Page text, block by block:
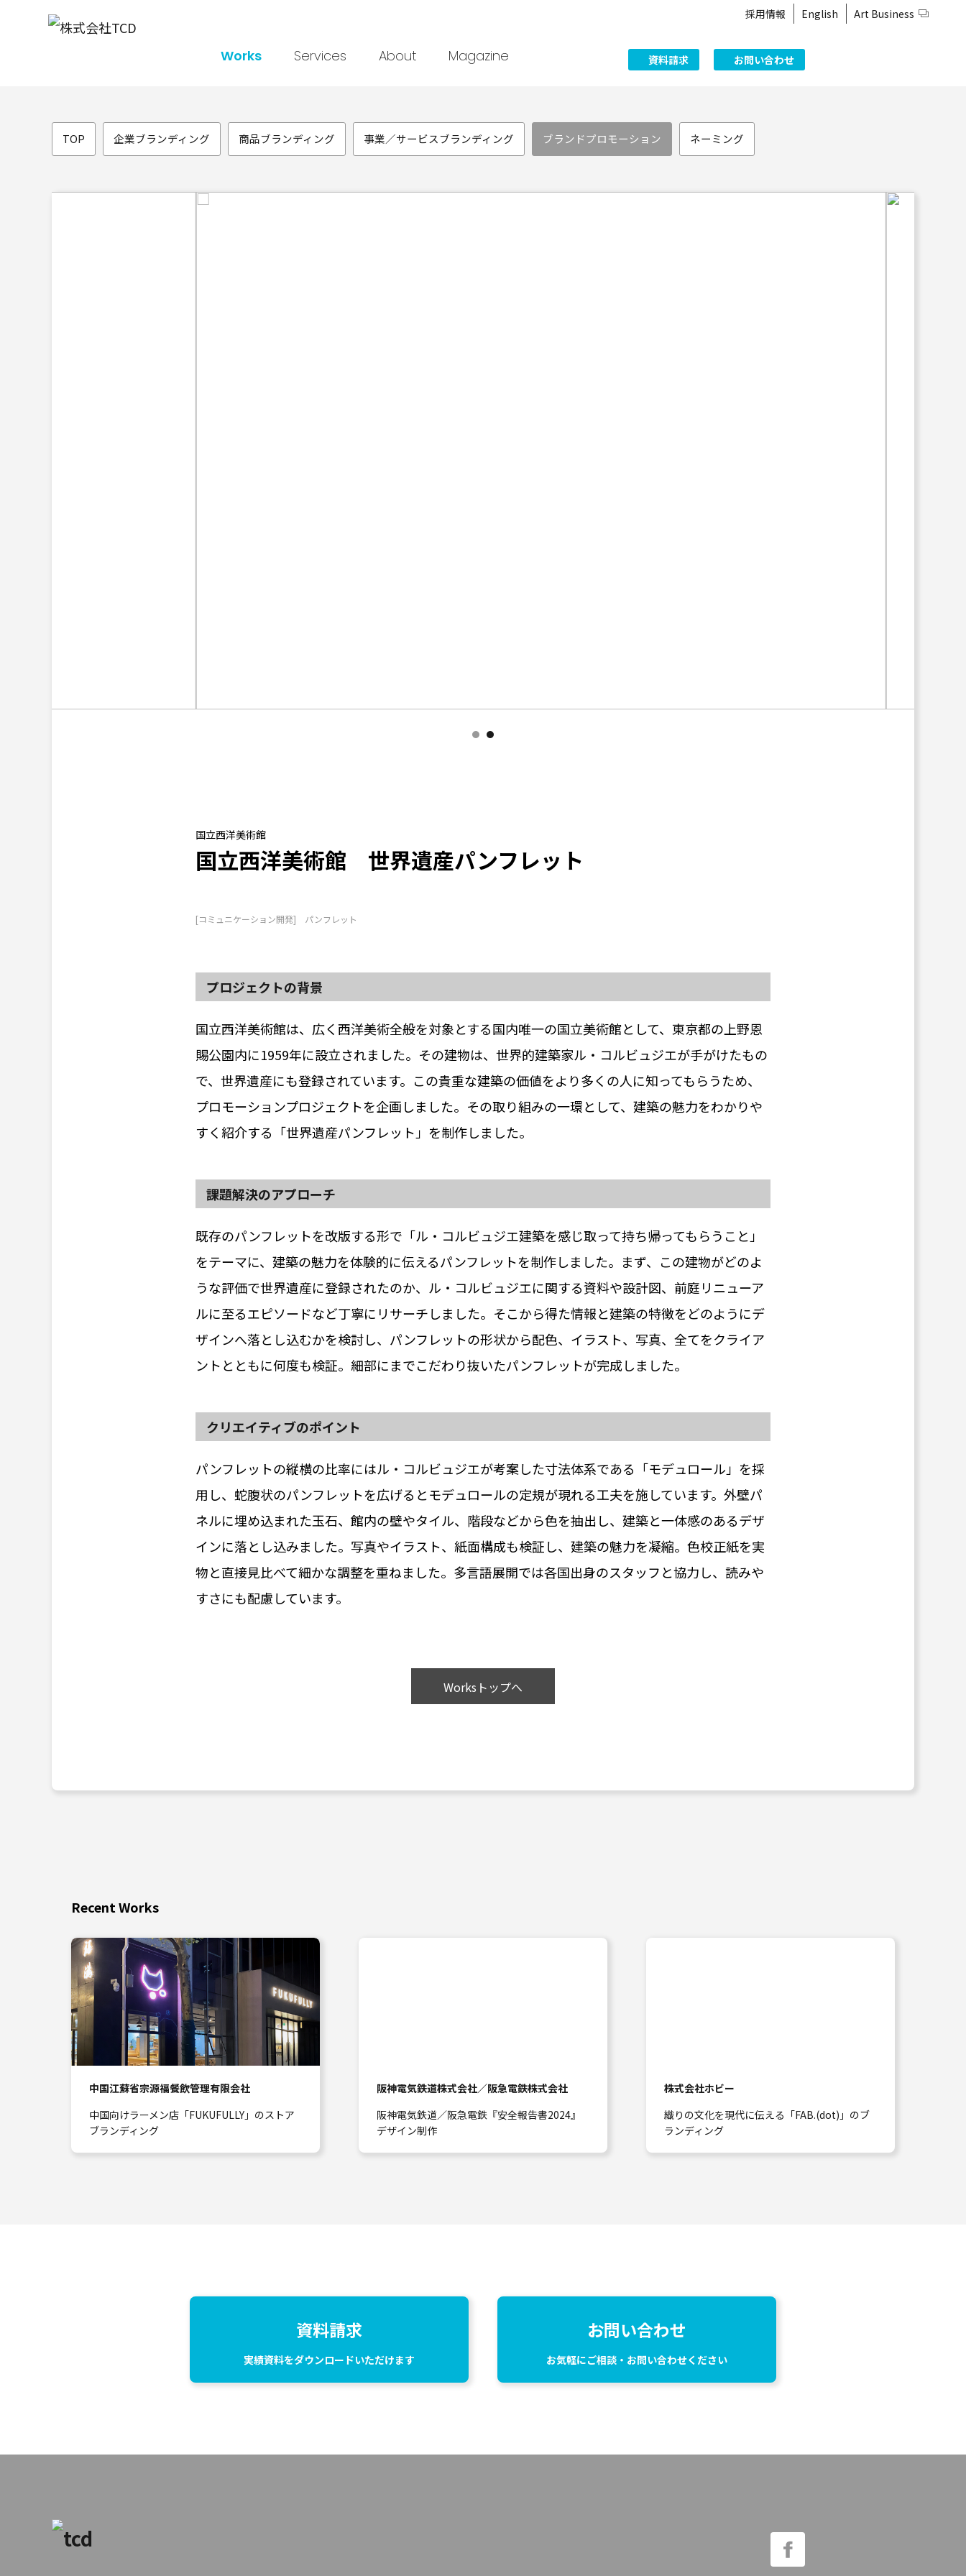
Works Services About Magazine
採用情報 English Art Business
資料請求 お問い合わせ
TOP 企業ブランディング 商品ブランディング 事業／サービスブランディング ブランドプロモーション ネーミング
国立西洋美術館
国立西洋美術館 世界遺産パンフレット
[コミュニケーション開発] パンフレット
プロジェクトの背景
国立西洋美術館は、広く西洋美術全般を対象とする国内唯一の国立美術館として、東京都の上野恩
賜公園内に1959年に設立されました。その建物は、世界的建築家ル・コルビュジエが手がけたもの
で、世界遺産にも登録されています。この貴重な建築の価値をより多くの人に知ってもらうため、
プロモーションプロジェクトを企画しました。その取り組みの一環として、建築の魅力をわかりや
すく紹介する「世界遺産パンフレット」を制作しました。
課題解決のアプローチ
既存のパンフレットを改版する形で「ル・コルビュジエ建築を感じ取って持ち帰ってもらうこと」
をテーマに、建築の魅力を体験的に伝えるパンフレットを制作しました。まず、この建物がどのよ
うな評価で世界遺産に登録されたのか、ル・コルビュジエに関する資料や設計図、前庭リニューア
ルに至るエピソードなど丁寧にリサーチしました。そこから得た情報と建築の特徴をどのようにデ
ザインへ落とし込むかを検討し、パンフレットの形状から配色、イラスト、写真、全てをクライア
ントとともに何度も検証。細部にまでこだわり抜いたパンフレットが完成しました。
クリエイティブのポイント
パンフレットの縦横の比率にはル・コルビュジエが考案した寸法体系である「モデュロール」を採
用し、蛇腹状のパンフレットを広げるとモデュロールの定規が現れる工夫を施しています。外壁パ
ネルに埋め込まれた玉石、館内の壁やタイル、階段などから色を抽出し、建築と一体感のあるデザ
インに落とし込みました。写真やイラスト、紙面構成も検証し、建築の魅力を凝縮。色校正紙を実
物と直接見比べて細かな調整を重ねました。多言語展開では各国出身のスタッフと協力し、読みや
すさにも配慮しています。
Worksトップへ
Recent Works
中国江蘇省宗源福餐飲管理有限会社
中国向けラーメン店「FUKUFULLY」のストア
ブランディング
阪神電気鉄道株式会社／阪急電鉄株式会社
阪神電気鉄道／阪急電鉄『安全報告書2024』
デザイン制作
株式会社ホビー
織りの文化を現代に伝える「FAB.(dot)」のブ
ランディング
資料請求
実績資料をダウンロードいただけます
お問い合わせ
お気軽にご相談・お問い合わせください